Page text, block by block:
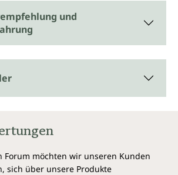
und
Forum möchten wir unseren Kunden
sich über unsere Produkte